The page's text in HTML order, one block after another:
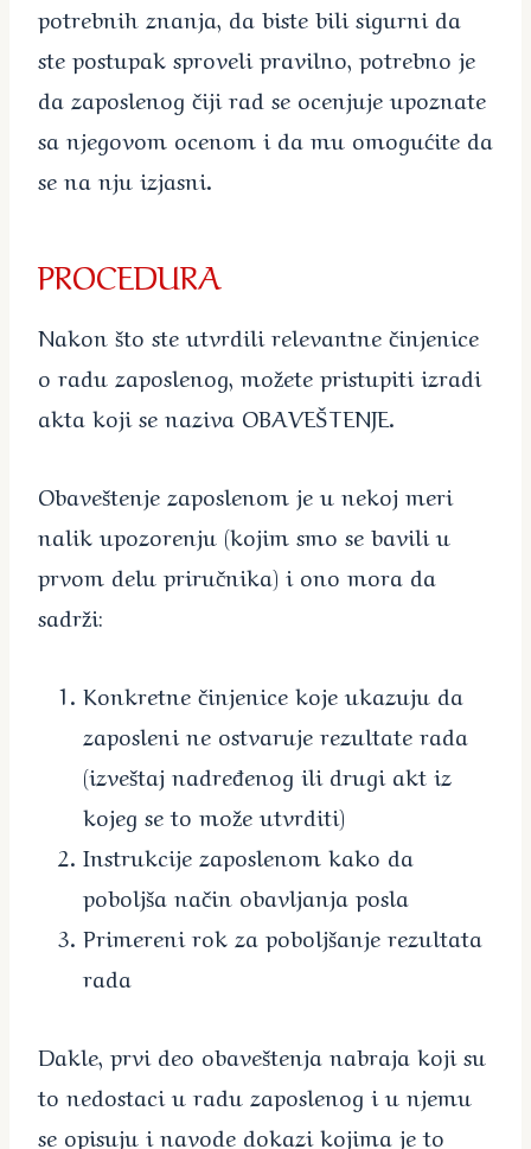
potrebnih znanja, da biste bili sigurni da
ste postupak sproveli pravilno, potrebno je
da zaposlenog čiji rad se ocenjuje upoznate
sa njegovom ocenom i da mu omogućite da
se na nju izjasni.
PROCEDURA
Nakon što ste utvrdili relevantne činjenice
o radu zaposlenog, možete pristupiti izradi
akta koji se naziva OBAVEŠTENJE.
Obaveštenje zaposlenom je u nekoj meri
nalik upozorenju (kojim smo se bavili u
prvom delu priručnika) i ono mora da
sadrži:
Konkretne činjenice koje ukazuju da
zaposleni ne ostvaruje rezultate rada
(izveštaj nadređenog ili drugi akt iz
kojeg se to može utvrditi)
Instrukcije zaposlenom kako da
poboljša način obavljanja posla
Primereni rok za poboljšanje rezultata
rada
Dakle, prvi deo obaveštenja nabraja koji su
to nedostaci u radu zaposlenog i u njemu
se opisuju i navode dokazi kojima je to